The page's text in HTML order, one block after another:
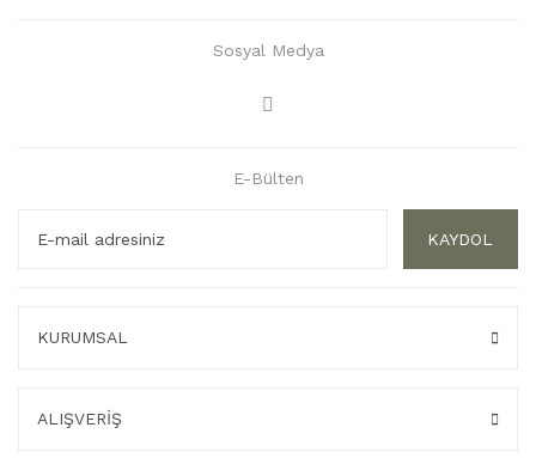
Sosyal Medya
E-Bülten
KAYDOL
KURUMSAL
ALIŞVERİŞ